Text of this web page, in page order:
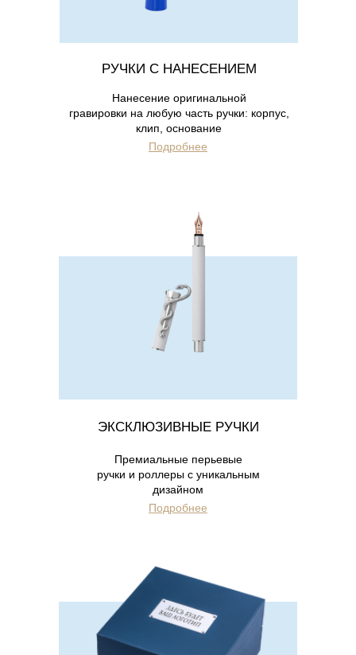
РУЧКИ С НАНЕСЕНИЕМ
ЭКСКЛЮЗИВНЫЕ РУЧКИ
Нанесение оригинальной
гравировки на любую часть ручки: корпус,
клип, основание
Премиальные перьевые
ручки и роллеры с уникальным
дизайном
Подробнее
Подробнее